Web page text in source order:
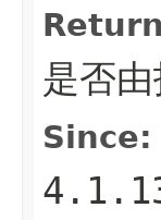
是否
Since: